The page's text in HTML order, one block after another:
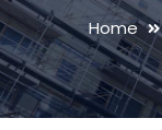
Home